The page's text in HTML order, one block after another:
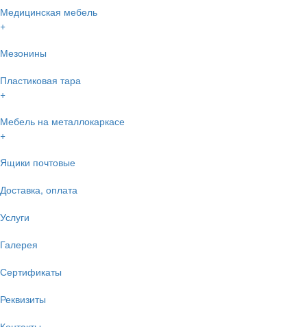
Медицинская мебель
+
Мезонины
Пластиковая тара
+
Мебель на металлокаркасе
+
Ящики почтовые
Доставка, оплата
Услуги
Галерея
Сертификаты
Реквизиты